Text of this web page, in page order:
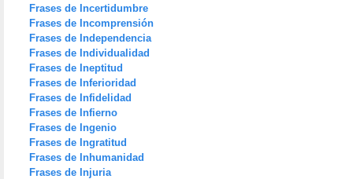
Frases de Incertidumbre
Frases de Incomprensión
Frases de Independencia
Frases de Individualidad
Frases de Ineptitud
Frases de Inferioridad
Frases de Infidelidad
Frases de Infierno
Frases de Ingenio
Frases de Ingratitud
Frases de Inhumanidad
Frases de Injuria